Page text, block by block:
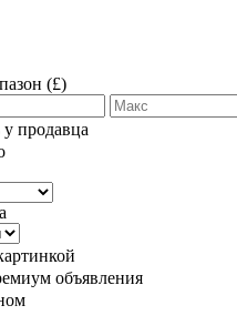
(£)
продавца
объявления